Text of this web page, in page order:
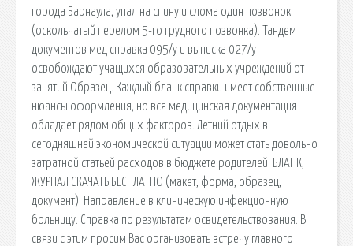
города Барнаула, упал на спину и слома один позвонок
(оскольчатый перелом 5-го грудного позвонка). Тандем
документов мед справка 095/у и выписка 027/у
освобождают учащихся образовательных учреждений от
занятий Образец. Каждый бланк справки имеет собственные
нюансы оформления, но вся медицинская документация
обладает рядом общих факторов. Летний отдых в
сегодняшней экономической ситуации может стать довольно
затратной статьей расходов в бюджете родителей. БЛАНК,
ЖУРНАЛ СКАЧАТЬ БЕСПЛАТНО (макет, форма, образец,
документ). Направление в клиническую инфекционную
больницу. Справка по результатам освидетельствования. В
связи с этим просим Вас организовать встречу главного